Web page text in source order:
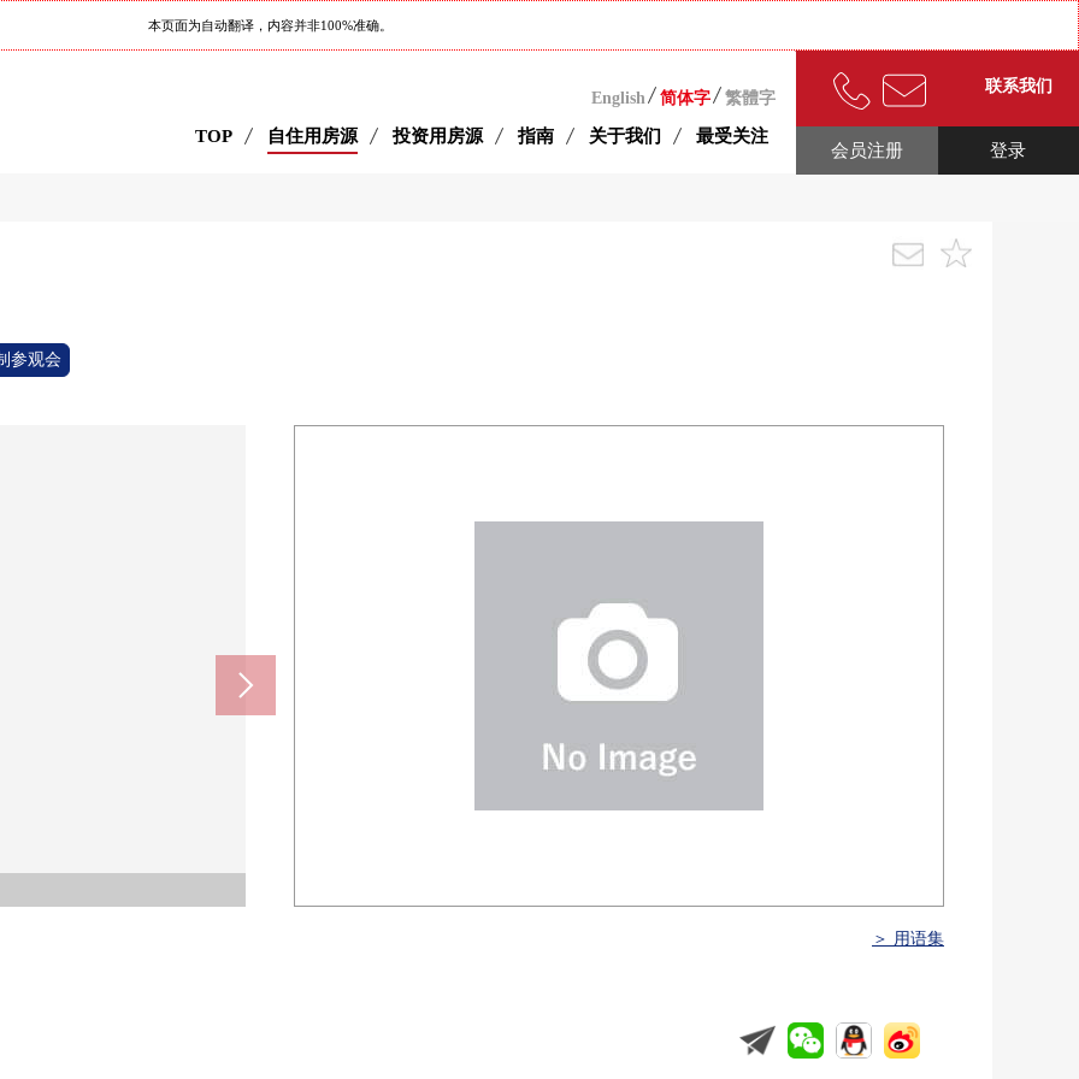
本页面为自动翻译，内容并非100%准确。
English 简体字 繁體字
TOP 自住用房源 投资用房源 指南 关于我们 最受关注
联系我们
登录
会员注册
参观会
＞ 用语集